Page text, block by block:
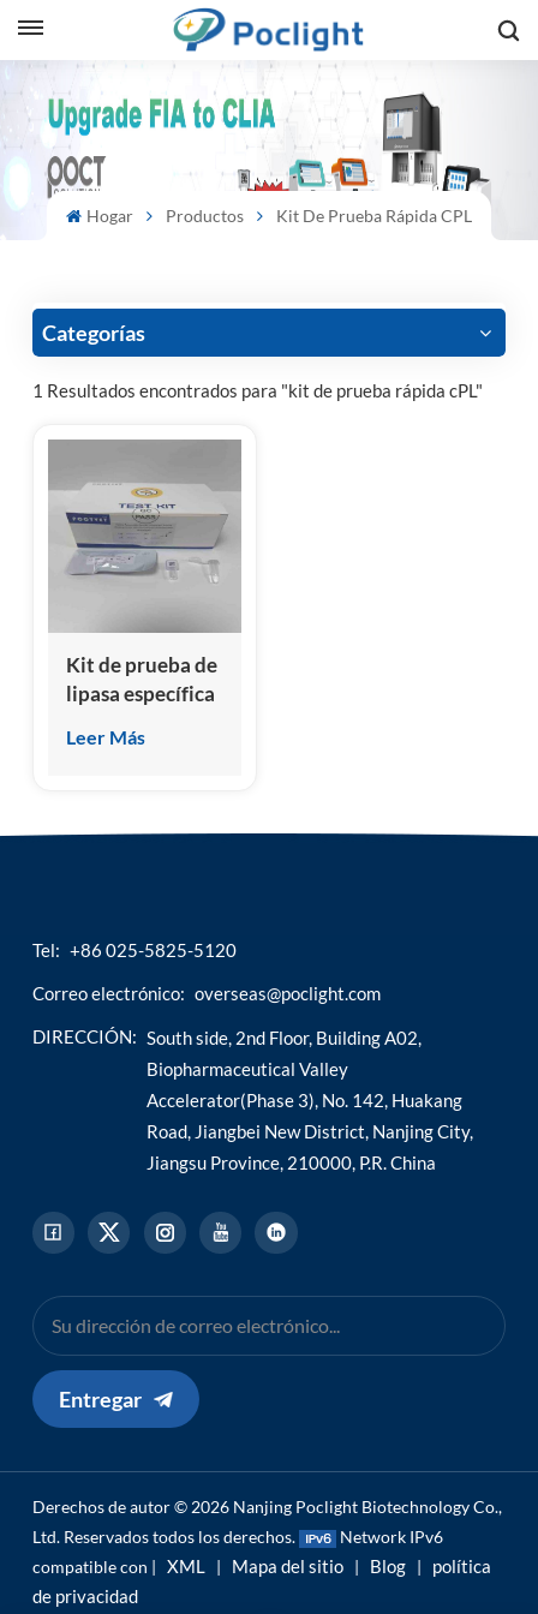
Hogar Productos Kit De Prueba Rápida CPL
Categorías
1 Resultados encontrados para "kit de prueba rápida cPL"
Kit de prueba de
lipasa específica
canina (cPL)
Leer Más
Tel: +86 025-5825-5120
Correo electrónico: overseas@poclight.com
DIRECCIÓN: South side, 2nd Floor, Building A02,
Biopharmaceutical Valley
Accelerator(Phase 3), No. 142, Huakang
Road, Jiangbei New District, Nanjing City,
Jiangsu Province, 210000, P.R. China
Entregar
Derechos de autor © 2026 Nanjing Poclight Biotechnology Co.,
Ltd. Reservados todos los derechos.
Network IPv6
compatible con | XML | Mapa del sitio | Blog |
política
de privacidad